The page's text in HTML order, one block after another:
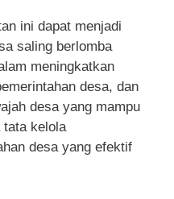
ini dapat menjadi
saling berlomba
meningkatkan
desa, dan
desa yang mampu
tata kelola
desa yang efektif